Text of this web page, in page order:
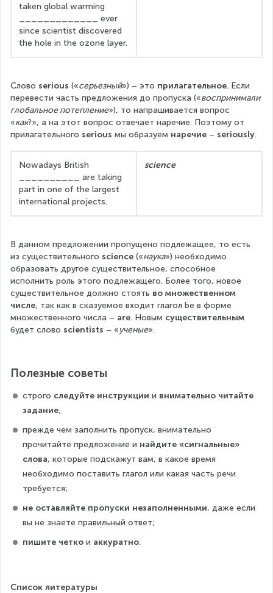
taken global warming
_____________ ever
since scientist discovered
the hole in the ozone layer.
Слово serious («серьезный») – это прилагательное. Если
перевести часть предложения до пропуска («воспринимали
глобальное потепление»), то напрашивается вопрос
«как?», а на этот вопрос отвечает наречие. Поэтому от
прилагательного serious мы образуем наречие – seriously.
Nowadays British
__________ are taking
part in one of the largest
international projects.
science
В данном предложении пропущено подлежащее, то есть
из существительного science («наука») необходимо
образовать другое существительное, способное
исполнить роль этого подлежащего. Более того, новое
существительное должно стоять во множественном
числе, так как в сказуемое входит глагол be в форме
множественного числа – are. Новым существительным
будет слово scientists – «ученые».
Полезные советы
строго следуйте инструкции и внимательно читайте
задание;
прежде чем заполнить пропуск, внимательно
прочитайте предложение и найдите «сигнальные»
слова, которые подскажут вам, в какое время
необходимо поставить глагол или какая часть речи
требуется;
не оставляйте пропуски незаполненными, даже если
вы не знаете правильный ответ;
пишите четко и аккуратно.
Список литературы